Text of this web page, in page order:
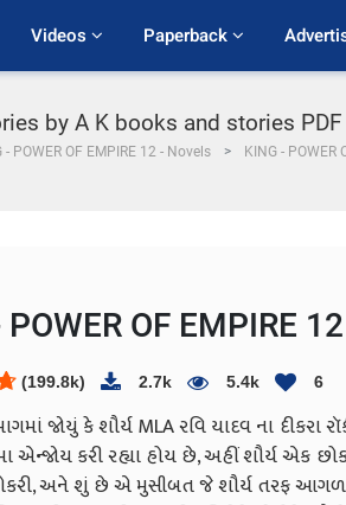
Videos Paperback
by A K books and stories PDF
- POWER OF EMPIRE 12 - Novels KING - POWER
OF EMPIRE 12
(199.8k) 2.7k 5.4k 6
જોયું કે શૌર્ય MLA રવિ યાદવ ના દીકરા
એન્જોય કરી રહ્યા હોય છે, અહીં શૌર્ય એક
અને શું છે એ મુસીબત જે શૌર્ય તરફ આગળ